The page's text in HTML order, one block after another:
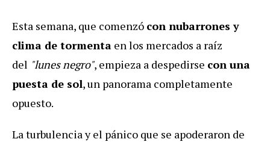
Esta semana, que comenzó con nubarrones y
clima de tormenta en los mercados a raíz
del "lunes negro", empieza a despedirse con una
puesta de sol, un panorama completamente
opuesto.
La turbulencia y el pánico que se apoderaron de